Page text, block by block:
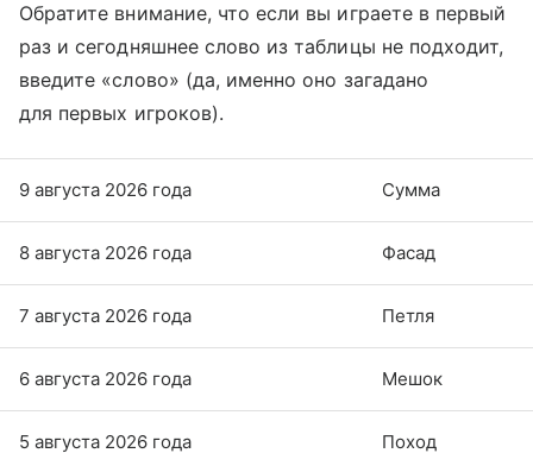
Обратите внимание, что если вы играете в первый
раз и сегодняшнее слово из таблицы не подходит,
введите «слово» (да, именно оно загадано
для первых игроков).
9 августа 2026 года Сумма
8 августа 2026 года Фасад
7 августа 2026 года Петля
6 августа 2026 года Мешок
5 августа 2026 года Поход